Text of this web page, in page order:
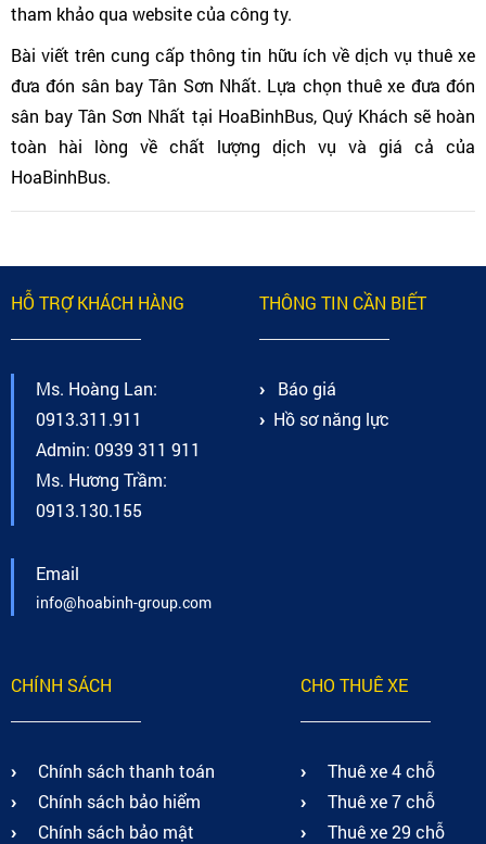
tham khảo qua website của công ty.
Bài viết trên cung cấp thông tin hữu ích về dịch vụ thuê xe
đưa đón sân bay Tân Sơn Nhất. Lựa chọn thuê xe đưa đón
sân bay Tân Sơn Nhất tại HoaBinhBus, Quý Khách sẽ hoàn
toàn hài lòng về chất lượng dịch vụ và giá cả của
HoaBinhBus.
HỖ TRỢ KHÁCH HÀNG
Ms. Hoàng Lan:
0913.311.911
Admin: 0939 311 911
Ms. Hương Trầm:
0913.130.155
Email
info@hoabinh-group.com
THÔNG TIN CẦN BIẾT
Báo giá
Hồ sơ năng lực
CHÍNH SÁCH
Chính sách thanh toán
Chính sách bảo hiểm
Chính sách bảo mật
CHO THUÊ XE
Thuê xe 4 chỗ
Thuê xe 7 chỗ
Thuê xe 29 chỗ